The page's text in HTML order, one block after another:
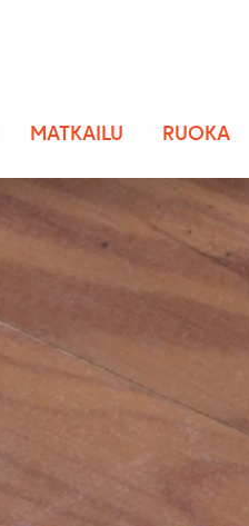
MATKAILU RUOKA